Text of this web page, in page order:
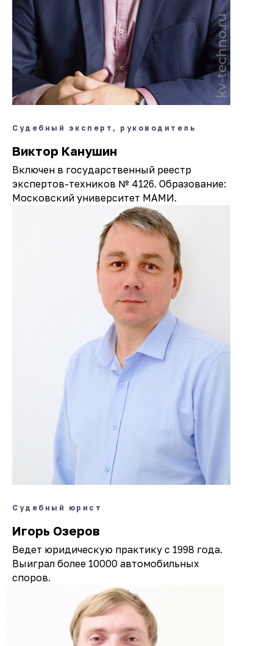
Судебный эксперт, руководитель
Виктор Канушин
Включен в государственный реестр
экспертов-техников № 4126. Образование:
Московский университет МАМИ.
Судебный юрист
Игорь Озеров
Ведет юридическую практику с 1998 года.
Выиграл более 10000 автомобильных
споров.